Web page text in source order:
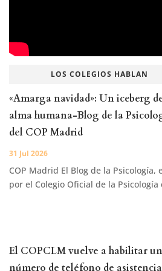
LOS COLEGIOS HABLAN
«Amarga navidad»: Un iceberg
alma humana-Blog de la
del COP Madrid
31 Jul 2026
COP Madrid El Blog de la Psicología,
por el Colegio Oficial de la Psicología
El COPCLM vuelve a habilitar un
número de teléfono de asistencia